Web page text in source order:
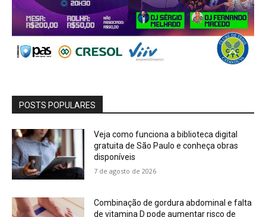
POSTS POPULARES
Veja como funciona a biblioteca digital
gratuita de São Paulo e conheça obras
disponíveis
7 de agosto de 2026
Combinação de gordura abdominal e falta
de vitamina D pode aumentar risco de